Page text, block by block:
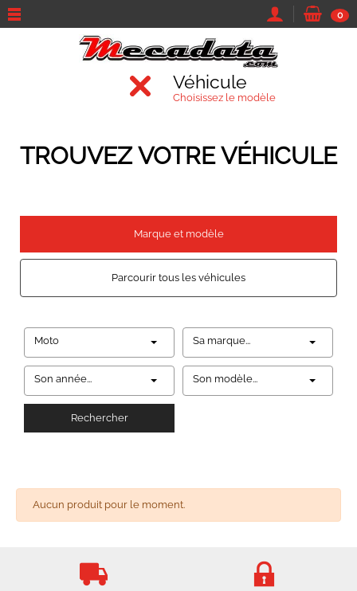
0
Véhicule
Choisissez le modèle
TROUVEZ VOTRE VÉHICULE
Marque et modèle
Parcourir tous les véhicules
Moto Sa marque...
Son année... Son modèle...
Rechercher
Aucun produit pour le moment.